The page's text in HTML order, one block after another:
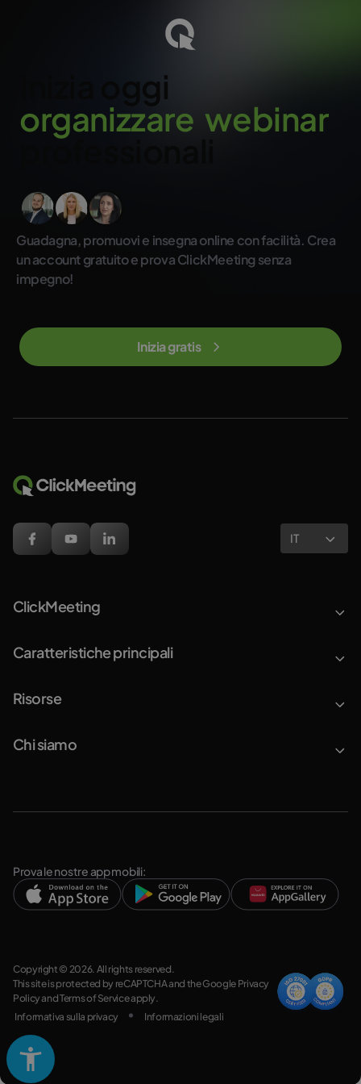
Inizia oggi
organizzare webinar
professionali
Guadagna, promuovi e insegna online con facilità. Crea
un account gratuito e prova ClickMeeting senza
impegno!
Inizia gratis
IT
ClickMeeting
Caratteristiche principali
Risorse
Chi siamo
Prova le nostre app mobili:
Copyright © 2026. All rights reserved.
This site is protected by reCAPTCHA and the Google Privacy
PolicyandTerms of Serviceapply.
Informativa sulla privacy
Informazioni legali